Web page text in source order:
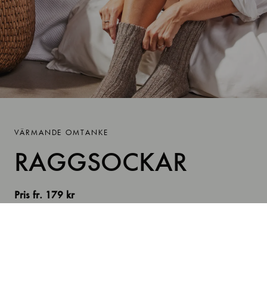
VÄRMANDE OMTANKE
RAGGSOCKAR
Pris fr. 179 kr